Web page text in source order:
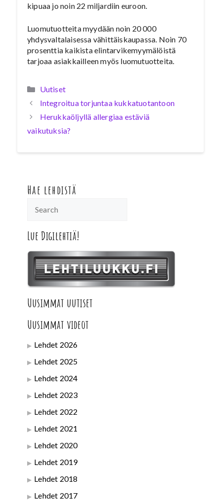
kipuaa jo noin 22 miljardiin euroon.
Luomutuotteita myydään noin 20 000
yhdysvaltalaisessa vähittäiskaupassa. Noin 70
prosenttia kaikista elintarvikemyymälöistä
tarjoaa asiakkailleen myös luomutuotteita.
Kategoriat
Uutiset
Integroitua torjuntaa kukkatuotantoon
Herukkaöljyllä allergiaa estäviä
vaikutuksia?
Hae lehdistä
Lue Digilehtiä!
Uusimmat uutiset
Uusimmat videot
Lehdet 2026
Lehdet 2025
Lehdet 2024
Lehdet 2023
Lehdet 2022
Lehdet 2021
Lehdet 2020
Lehdet 2019
Lehdet 2018
Lehdet 2017